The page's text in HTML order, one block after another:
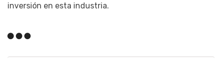
inversión en esta industria.